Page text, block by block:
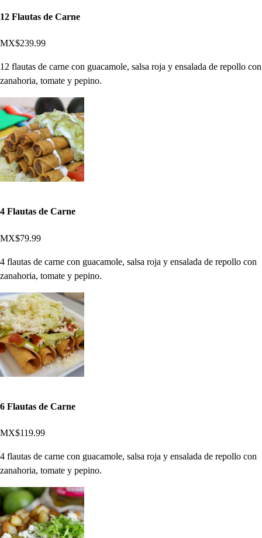
12 Flautas de Carne
MX$239.99
12 flautas de carne con guacamole, salsa roja y ensalada de repollo con
zanahoria, tomate y pepino.
4 Flautas de Carne
MX$79.99
4 flautas de carne con guacamole, salsa roja y ensalada de repollo con
zanahoria, tomate y pepino.
6 Flautas de Carne
MX$119.99
4 flautas de carne con guacamole, salsa roja y ensalada de repollo con
zanahoria, tomate y pepino.